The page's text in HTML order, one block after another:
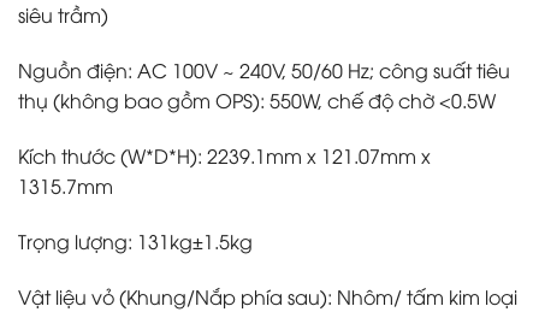
siêu trầm)
Nguồn điện: AC 100V ~ 240V, 50/60 Hz; công suất tiêu
thụ (không bao gồm OPS): 550W, chế độ chờ <0.5W
Kích thước (W*D*H): 2239.1mm x 121.07mm x
1315.7mm
Trọng lượng: 131kg±1.5kg
Vật liệu vỏ (Khung/Nắp phía sau): Nhôm/ tấm kim loại